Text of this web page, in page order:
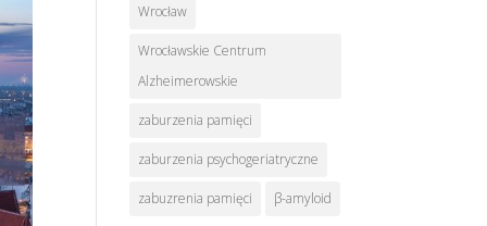
Wrocław
Wrocławskie Centrum
Alzheimerowskie
zaburzenia pamięci
zaburzenia psychogeriatryczne
zabuzrenia pamięci β-amyloid